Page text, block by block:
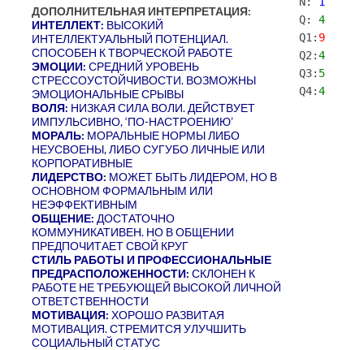
Q:4
Q1: 9
Q2:4
Q3: 5
Q4:4
ДОПОЛНИТЕЛЬНАЯ ИНТЕРПРЕТАЦИЯ:
ИНТЕЛЛЕКТ: ВЫСОКИЙ
ИНТЕЛЛЕКТУАЛЬНЫЙ ПОТЕНЦИАЛ.
СПОСОБЕН К ТВОРЧЕСКОЙ РАБОТЕ
ЭМОЦИИ: СРЕДНИЙ УРОВЕНЬ
СТРЕССОУСТОЙЧИВОСТИ. ВОЗМОЖНЫ
ЭМОЦИОНАЛЬНЫЕ СРЫВЫ
ВОЛЯ: НИЗКАЯ СИЛА ВОЛИ. ДЕЙСТВУЕТ
ИМПУЛЬСИВНО, ‘ПО-НАСТРОЕНИЮ’
МОРАЛЬ: МОРАЛЬНЫЕ НОРМЫ ЛИБО
НЕУСВОЕНЫ, ЛИБО СУГУБО ЛИЧНЫЕ ИЛИ
КОРПОРАТИВНЫЕ
ЛИДЕРСТВО: МОЖЕТ БЫТЬ ЛИДЕРОМ, НО В
ОСНОВНОМ ФОРМАЛЬНЫМ ИЛИ
НЕЭФФЕКТИВНЫМ
ОБЩЕНИЕ: ДОСТАТОЧНО
КОММУНИКАТИВЕН. НО В ОБЩЕНИИ
ПРЕДПОЧИТАЕТ СВОЙ КРУГ
СТИЛЬ РАБОТЫ И ПРОФЕССИОНАЛЬНЫЕ
ПРЕДРАСПОЛОЖЕННОСТИ: СКЛОНЕН К
РАБОТЕ НЕ ТРЕБУЮЩЕЙ ВЫСОКОЙ ЛИЧНОЙ
ОТВЕТСТВЕННОСТИ
МОТИВАЦИЯ: ХОРОШО РАЗВИТАЯ
МОТИВАЦИЯ. СТРЕМИТСЯ УЛУЧШИТЬ
СОЦИАЛЬНЫЙ СТАТУС